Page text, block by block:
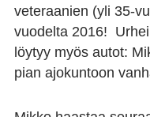
veteraanien (yli 35-
vuodelta 2016!
löytyy myös autot:
pian ajokuntoon